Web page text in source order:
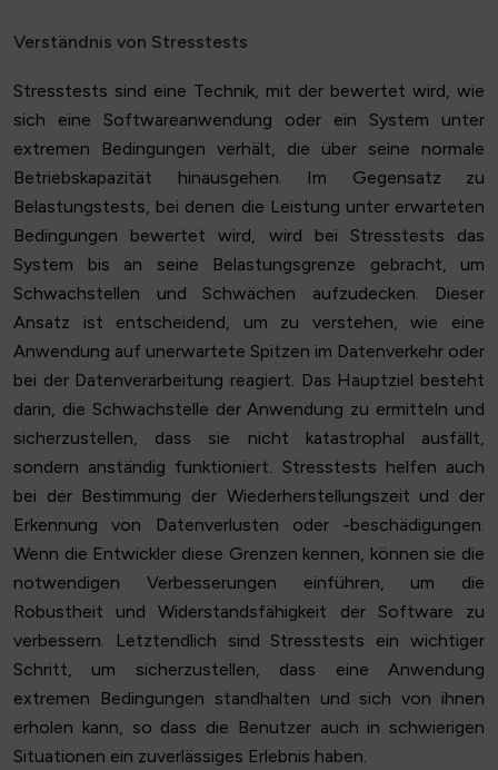
Verständnis von Stresstests
Stresstests sind eine Technik, mit der bewertet wird, wie
sich eine Softwareanwendung oder ein System unter
extremen Bedingungen verhält, die über seine normale
Betriebskapazität hinausgehen. Im Gegensatz zu
Belastungstests, bei denen die Leistung unter erwarteten
Bedingungen bewertet wird, wird bei Stresstests das
System bis an seine Belastungsgrenze gebracht, um
Schwachstellen und Schwächen aufzudecken. Dieser
Ansatz ist entscheidend, um zu verstehen, wie eine
Anwendung auf unerwartete Spitzen im Datenverkehr oder
bei der Datenverarbeitung reagiert. Das Hauptziel besteht
darin, die Schwachstelle der Anwendung zu ermitteln und
sicherzustellen, dass sie nicht katastrophal ausfällt,
sondern anständig funktioniert. Stresstests helfen auch
bei der Bestimmung der Wiederherstellungszeit und der
Erkennung von Datenverlusten oder -beschädigungen.
Wenn die Entwickler diese Grenzen kennen, können sie die
notwendigen Verbesserungen einführen, um die
Robustheit und Widerstandsfähigkeit der Software zu
verbessern. Letztendlich sind Stresstests ein wichtiger
Schritt, um sicherzustellen, dass eine Anwendung
extremen Bedingungen standhalten und sich von ihnen
erholen kann, so dass die Benutzer auch in schwierigen
Situationen ein zuverlässiges Erlebnis haben.